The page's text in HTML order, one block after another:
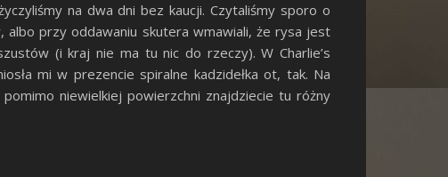
na dwa dni bez kaucji. Czytaliśmy sporo o
albo przy oddawaniu skutera wmawiali, że rysa jest
(i kraj nie ma tu nic do rzeczy). W Charlie’s
mi w prezencie spiralne kadzidełka ot, tak. Na
niewielkiej powierzchni znajdziecie tu różny